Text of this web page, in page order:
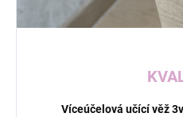
Víceúčelová učící věž